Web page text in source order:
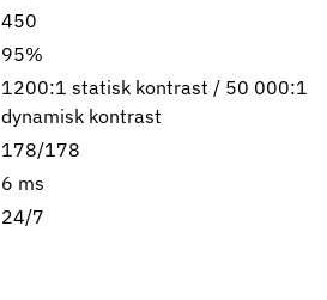
450
95%
1200:1 statisk kontrast / 50 000:1
dynamisk kontrast
178/178
6 ms
24/7